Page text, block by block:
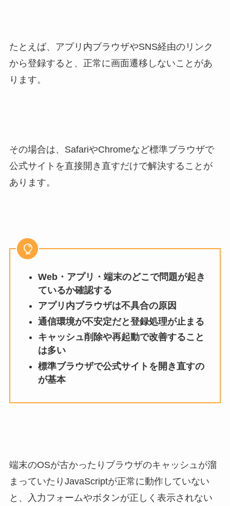
たとえば、アプリ内ブラウザやSNS経由のリンク
から登録すると、正常に画面遷移しないことがあ
ります。
その場合は、SafariやChromeなど標準ブラウザで
公式サイトを直接開き直すだけで解決することが
あります。
Web・アプリ・端末のどこで問題が起き
ているか確認する
アプリ内ブラウザは不具合の原因
通信環境が不安定だと登録処理が止まる
キャッシュ削除や再起動で改善すること
は多い
標準ブラウザで公式サイトを開き直すの
が基本
端末のOSが古かったりブラウザのキャッシュが溜
まっていたりJavaScriptが正常に動作していない
と、入力フォームやボタンが正しく表示されない